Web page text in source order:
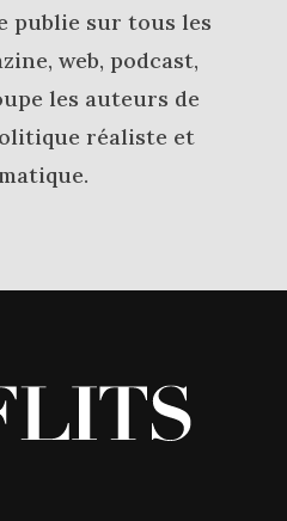
publie sur tous les
web, podcast,
les auteurs de
réaliste et